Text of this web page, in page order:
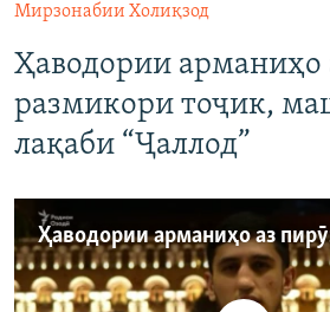
Мирзонабии Холиқзод
Ҳаводории арманиҳо
размикори тоҷик,
лақаби “Ҷаллод”